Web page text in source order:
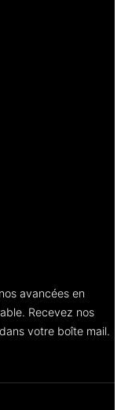
avancées en
Recevez nos
votre boîte mail.